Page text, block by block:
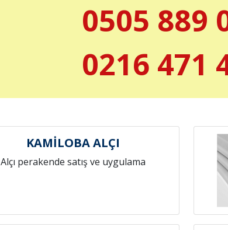
0505 889
0216 471
KAMİLOBA ALÇI
Alçı perakende satış ve uygulama